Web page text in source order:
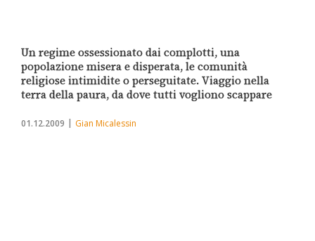
Un regime ossessionato dai complotti, una
popolazione misera e disperata, le comunità
religiose intimidite o perseguitate. Viaggio nella
terra della paura, da dove tutti vogliono scappare
01.12.2009 Gian Micalessin